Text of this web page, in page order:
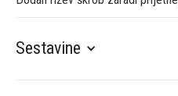
Sestavine